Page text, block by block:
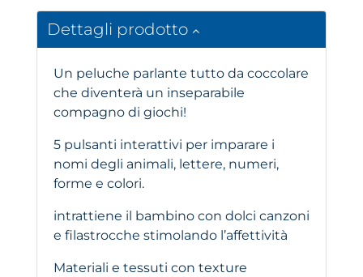
Dettagli prodotto
Un peluche parlante tutto da coccolare
che diventerà un inseparabile
compagno di giochi!
5 pulsanti interattivi per imparare i
nomi degli animali, lettere, numeri,
forme e colori.
intrattiene il bambino con dolci canzoni
e filastrocche stimolando l’affettività
Materiali e tessuti con texture